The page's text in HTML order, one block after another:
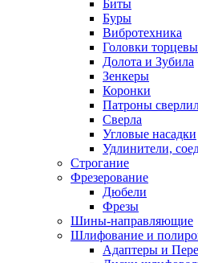
Биты
Буры
Вибротехника
Головки
Долота и Зубила
Зенкеры
Коронки
Патроны
Сверла
Угловые насадки
Удлинители,
Строгание
Фрезерование
Дюбели
Фрезы
Шины-направляющие
Шлифование и
Адаптеры и